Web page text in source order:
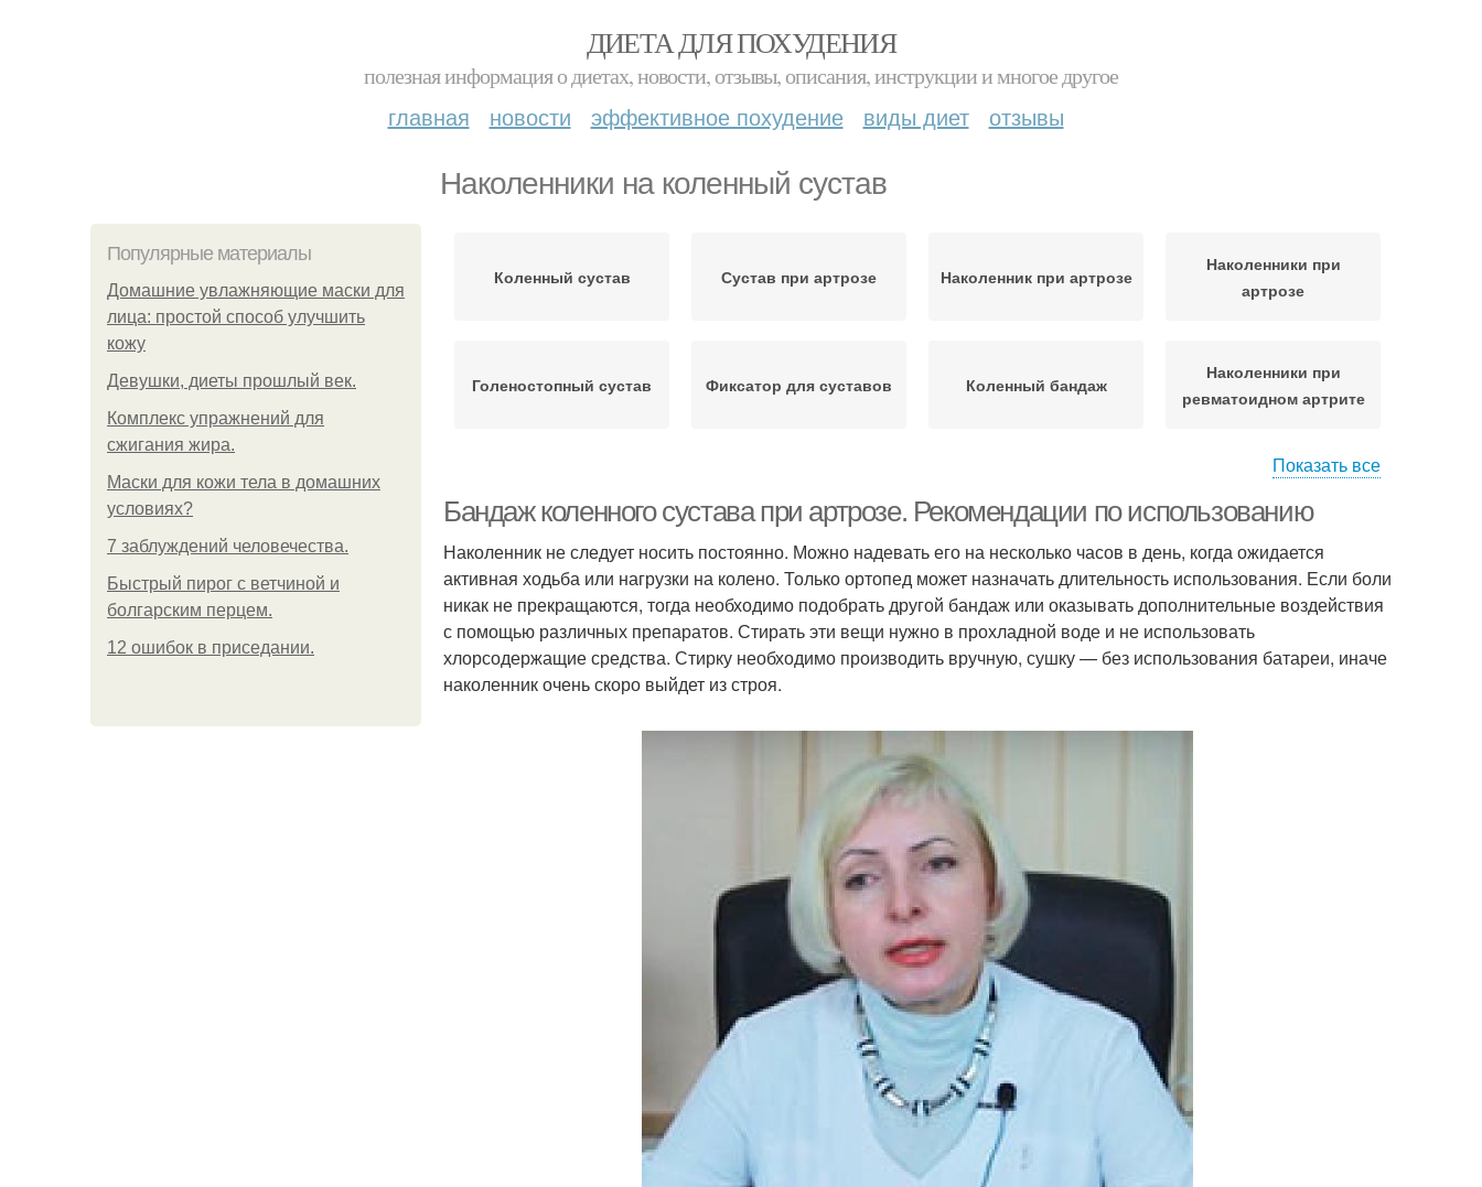
ДИЕТА ДЛЯ ПОХУДЕНИЯ
полезная информация о диетах, новости, отзывы, описания, инструкции и многое другое
главная новости эффективное похудение виды диет отзывы
Наколенники на коленный сустав
Популярные материалы
Домашние увлажняющие маски для
лица: простой способ улучшить
кожу
Девушки, диеты прошлый век.
Комплекс упражнений для
сжигания жира.
Маски для кожи тела в домашних
условиях?
7 заблуждений человечества.
Быстрый пирог с ветчиной и
болгарским перцем.
12 ошибок в приседании.
Коленный сустав Сустав при артрозе Наколенник при артрозе
Наколенники при
артрозе
Голеностопный сустав Фиксатор для суставов Коленный бандаж
Наколенники при
ревматоидном артрите
Показать все
Бандаж коленного сустава при артрозе. Рекомендации по использованию
Наколенник не следует носить постоянно. Можно надевать его на несколько часов в день, когда ожидается
активная ходьба или нагрузки на колено. Только ортопед может назначать длительность использования. Если боли
никак не прекращаются, тогда необходимо подобрать другой бандаж или оказывать дополнительные воздействия
с помощью различных препаратов. Стирать эти вещи нужно в прохладной воде и не использовать
хлорсодержащие средства. Стирку необходимо производить вручную, сушку — без использования батареи, иначе
наколенник очень скоро выйдет из строя.